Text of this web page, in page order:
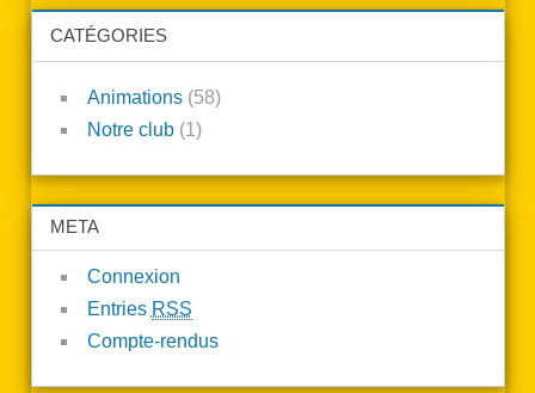
CATÉGORIES
Animations(58)
Notre club(1)
META
Connexion
Entries RSS
Compte-rendus